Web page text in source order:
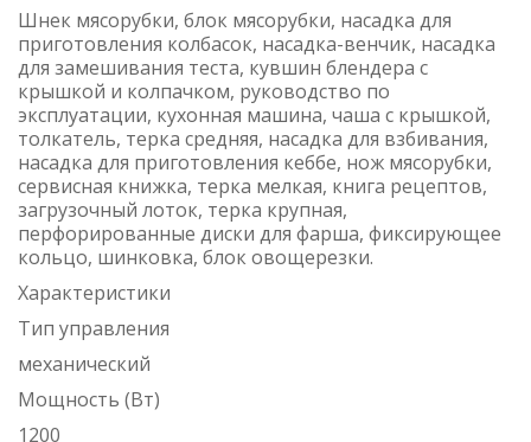
Шнек мясорубки, блок мясорубки, насадка для
приготовления колбасок, насадка-венчик, насадка
для замешивания теста, кувшин блендера с
крышкой и колпачком, руководство по
эксплуатации, кухонная машина, чаша с крышкой,
толкатель, терка средняя, насадка для взбивания,
насадка для приготовления кеббе, нож мясорубки,
сервисная книжка, терка мелкая, книга рецептов,
загрузочный лоток, терка крупная,
перфорированные диски для фарша, фиксирующее
кольцо, шинковка, блок овощерезки.
Характеристики
Тип управления
механический
Мощность (Вт)
1200